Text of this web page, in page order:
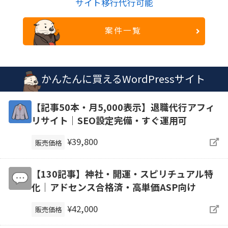
サイト移行代行可能
案件一覧
かんたんに買えるWordPressサイト
【記事50本・月5,000表示】退職代行アフィ
リサイト｜SEO設定完備・すぐ運用可
販売価格 ¥39,800
【130記事】神社・開運・スピリチュアル特
化｜アドセンス合格済・高単価ASP向け
販売価格 ¥42,000